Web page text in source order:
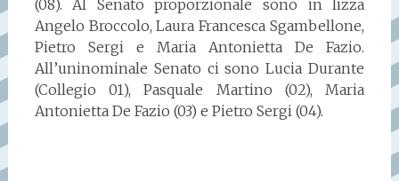
(08). Al Senato proporzionale sono in lizza
Angelo Broccolo, Laura Francesca Sgambellone,
Pietro Sergi e Maria Antonietta De Fazio.
All’uninominale Senato ci sono Lucia Durante
(Collegio 01), Pasquale Martino (02), Maria
Antonietta De Fazio (03) e Pietro Sergi (04).